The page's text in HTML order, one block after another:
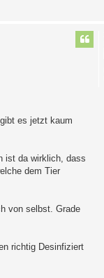
es jetzt kaum
ist da wirklich, dass
dem Tier
von selbst. Grade
richtig Desinfiziert